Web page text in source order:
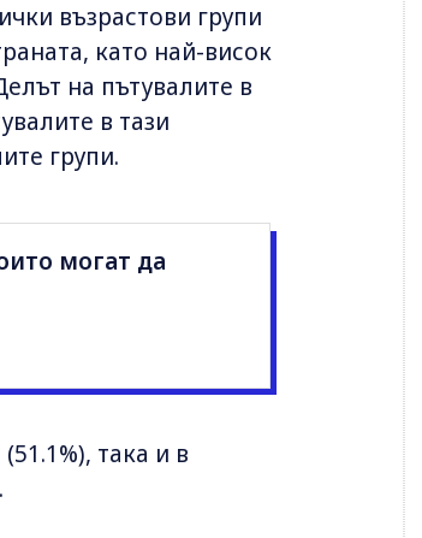
възрастови групи
като най-висок
на пътувалите в
в тази
групи.
могат да
така и в